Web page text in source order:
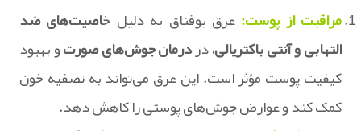
مراقبت از پوست: عرق بوقناق به دلیل خاصیت‌های ضد
التهابی و آنتی‌ باکتریالی،دردرمان جوش‌های صورتو بهبود
کیفیت پوست مؤثر است. این عرق می‌تواند به تصفیه خون
کمک کند و عوارض جوش‌های پوستی را کاهش دهد.